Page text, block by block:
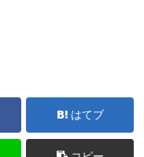
はてブ